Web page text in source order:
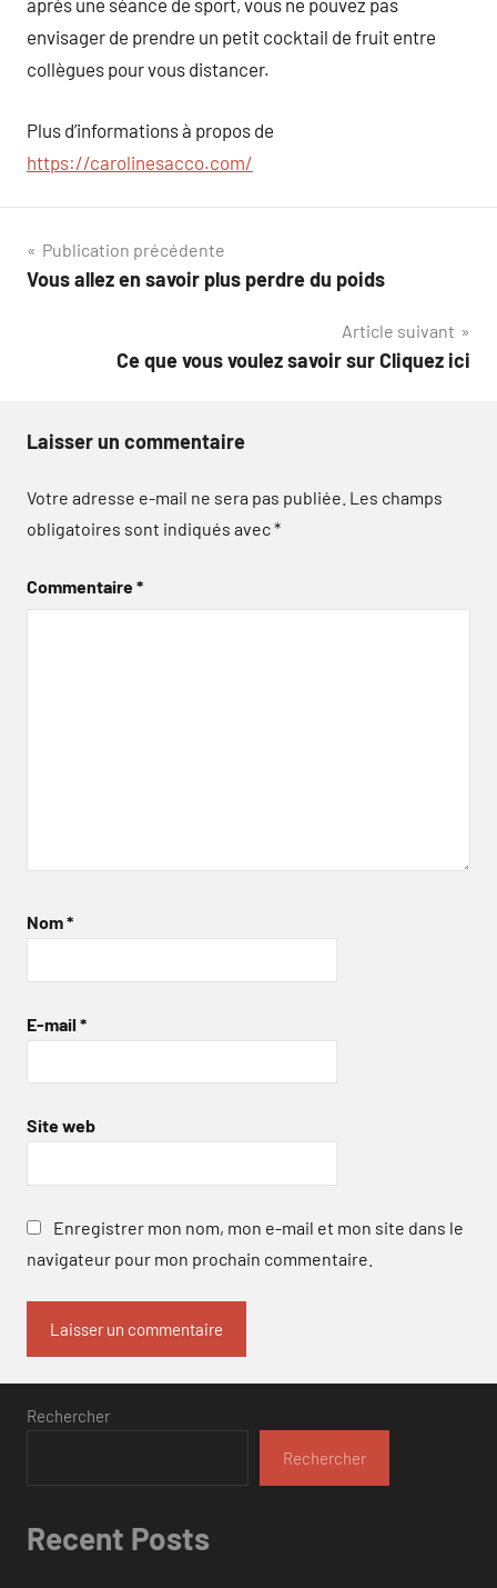
après une séance de sport, vous ne pouvez pas
envisager de prendre un petit cocktail de fruit entre
collègues pour vous distancer.
Plus d’informations à propos de
https://carolinesacco.com/
Navigation
de
Publication précédente
Vous allez en savoir plus perdre du poids
Article suivant
Ce que vous voulez savoir sur Cliquez ici
Laisser un commentaire
Votre adresse e-mail ne sera pas publiée. Les champs
obligatoires sont indiqués avec*
Commentaire*
Nom*
E-mail *
Site web
Enregistrer mon nom, mon e-mail et mon site dans le
navigateur pour mon prochain commentaire.
Rechercher
Rechercher
Recent Posts